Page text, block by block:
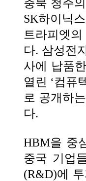
충북 청주
SK하이닉
트라피엣
다. 삼성전
사에 납품
열린 ‘컴퓨
로 공개하
다.
HBM을 중
중국 기업
(R&D)에